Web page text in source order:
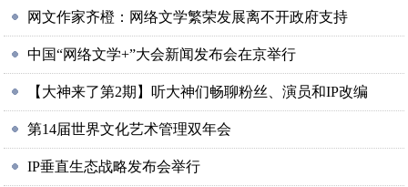
网文作家齐橙：网络文学繁荣发展离不开政府支持
中国“网络文学+”大会新闻发布会在京举行
【大神来了第2期】听大神们畅聊粉丝、演员和IP改编
第14届世界文化艺术管理双年会
IP垂直生态战略发布会举行